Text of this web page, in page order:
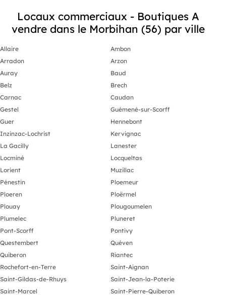
cours. Les informations sur les risques
auxquels ce bien est exposé sont
disponibles sur le site Géorisques :
Locaux commerciaux - Boutiques A
vendre dans le Morbihan (56) par ville
Allaire
Ambon
Arradon
Arzon
Auray
Baud
Belz
Brech
Carnac
Caudan
Gestel
Guémené-sur-Scorff
Guer
Hennebont
Inzinzac-Lochrist
Kervignac
La Gacilly
Lanester
Locminé
Locqueltas
Lorient
Muzillac
Pénestin
Ploemeur
Ploeren
Ploërmel
Plouay
Plougoumelen
Plumelec
Pluneret
Pont-Scorff
Pontivy
Questembert
Quéven
Quiberon
Riantec
Rochefort-en-Terre
Saint-Aignan
Saint-Gildas-de-Rhuys
Saint-Jean-la-Poterie
Saint-Marcel
Saint-Pierre-Quiberon